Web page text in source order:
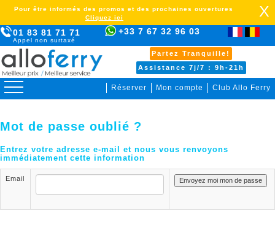
01 83 81 71 71
Appel non surtaxé
+33 7 67 32 96 03
Partez Tranquille!
Assistance 7j/7 : 9h-21h
Réserver Mon compte Club Allo Ferry
Pour être informés des promos et des prochaines ouvertures
Cliquez ici
X
Mot de passe oublié ?
Entrez votre adresse e-mail et nous vous renvoyons
immédiatement cette information
Email